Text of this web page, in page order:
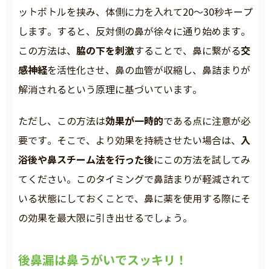
ットボトルを挟み、体側に力を入れて20～30秒キープ
します。すると、反対側の鼻が徐々に通り始めます。
この方法は、 脇の下を刺激することで、鼻に繋がる交
感神経を活性化させ、鼻の血管が収縮し、鼻詰まりが
解消されるという原理に基づいています。
ただし、この方法は効果が一時的である点に注意が必
要です。そこで、より効果を持続させたい場合は、 入
浴後や鼻スチーム法を行った後にこの方法を試してみ
てください。このタイミングで鼻詰まりが軽減されて
いる状態にしておくことで、鼻に薬を使用する際にそ
の効果を最大限に引き出せるでしょう。
後鼻漏は鼻うがいでスッキリ！